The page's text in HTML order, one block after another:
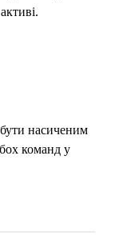
насиченим
команд у